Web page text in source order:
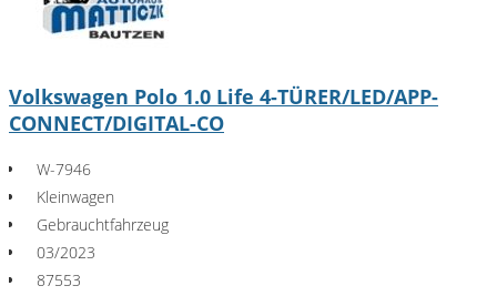
Volkswagen Polo 1.0 Life 4-TÜRER/LED/APP-
CONNECT/DIGITAL-CO
W-7946
Kleinwagen
Gebrauchtfahrzeug
03/2023
87553